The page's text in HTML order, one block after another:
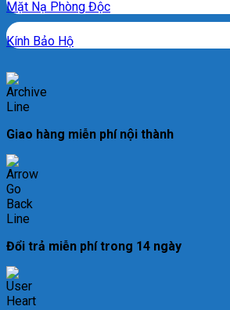
Mặt Nạ Phòng Độc
Kính Bảo Hộ
Giao hàng miễn phí nội thành
Đổi trả miễn phí trong 14 ngày